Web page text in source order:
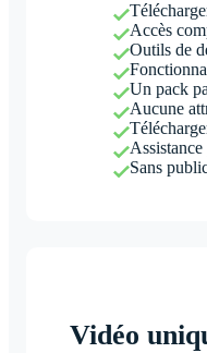
Accès
Outils de
Un pack
Aucune
Sans
Vidéo